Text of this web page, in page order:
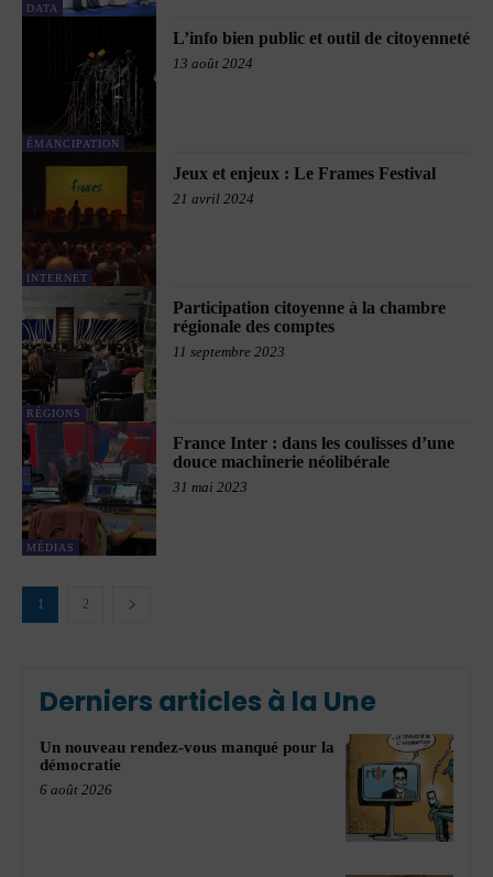
DATA
ÉMANCIPATION
L’info bien public et outil de citoyenneté
13 août 2024
INTERNET
Jeux et enjeux : Le Frames Festival
21 avril 2024
RÉGIONS
Participation citoyenne à la chambre
régionale des comptes
11 septembre 2023
MÉDIAS
France Inter : dans les coulisses d’une
douce machinerie néolibérale
31 mai 2023
1 2
Derniers articles à la Une
Un nouveau rendez-vous manqué pour la
démocratie
6 août 2026